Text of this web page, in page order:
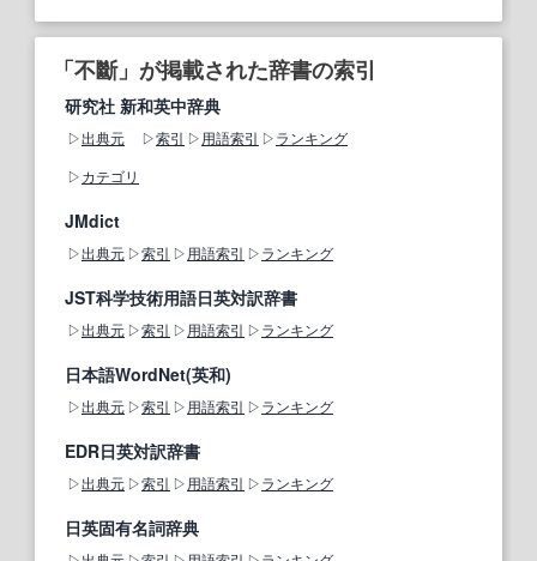
「不斷」が掲載された辞書の索引
研究社 新和英中辞典
出典元 索引 用語索引
ランキング
カテゴリ
JMdict
出典元 索引 用語索引 ランキング
JST科学技術用語日英対訳辞書
出典元 索引 用語索引 ランキング
日本語WordNet(英和)
出典元 索引 用語索引 ランキング
EDR日英対訳辞書
出典元 索引 用語索引 ランキング
日英固有名詞辞典